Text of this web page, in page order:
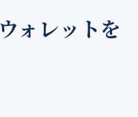
ォレットを